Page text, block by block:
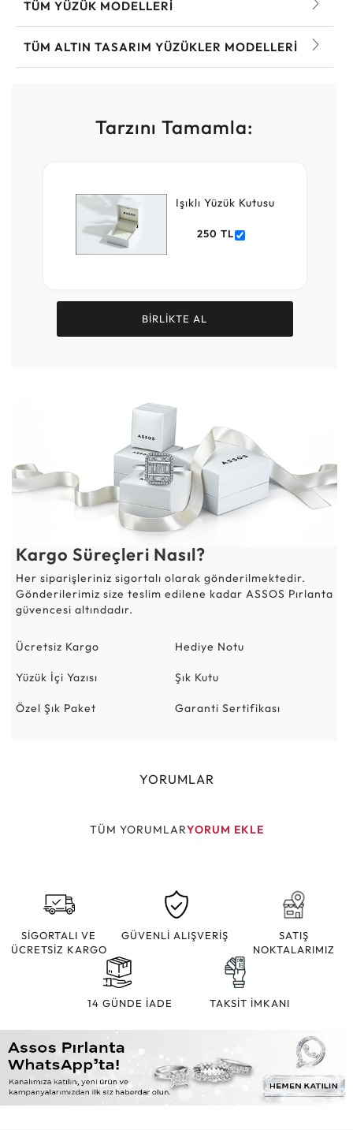
TÜM YÜZÜK MODELLERI
TÜM ALTIN TASARIM YÜZÜKLER MODELLERI
Tarzını Tamamla:
Işıklı Yüzük Kutusu
250 TL
BİRLİKTE AL
Kargo Süreçleri Nasıl?
Her siparişleriniz sigortalı olarak gönderilmektedir.
Gönderilerimiz size teslim edilene kadar ASSOS Pırlanta
güvencesi altındadır.
Ücretsiz Kargo Hediye Notu
Yüzük İçi Yazısı Şık Kutu
Özel Şık Paket Garanti Sertifikası
YORUMLAR
TÜM YORUMLARYORUM EKLE
SİGORTALI VE
ÜCRETSİZ KARGO
GÜVENLİ ALIŞVERİŞ
SATIŞ
NOKTALARIMIZ
14 GÜNDE İADE TAKSİT İMKANI